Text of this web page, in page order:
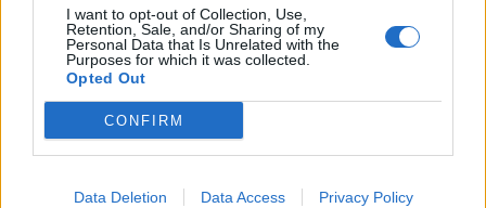
I want to opt-out of Collection, Use,
Retention, Sale, and/or Sharing of my
Personal Data that Is Unrelated with the
Purposes for which it was collected.
Opted Out
CONFIRM
Data Deletion Data Access Privacy Policy
LIITTYVÄT ARTIKKELIT LISÄÄ TEKIJÄLTÄ
Suomen MM-karsintojen näkymät –
analyysi
näin katsot ottelun